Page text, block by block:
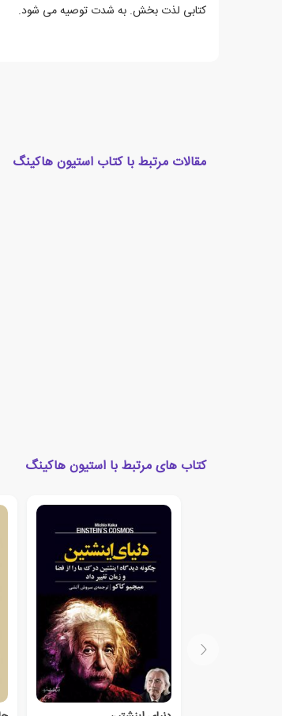
کتابی لذت بخش. به شدت توصیه می شود.
مقالات مرتبط با کتاب استیون هاکینگ
کتاب های مرتبط با استیون هاکینگ